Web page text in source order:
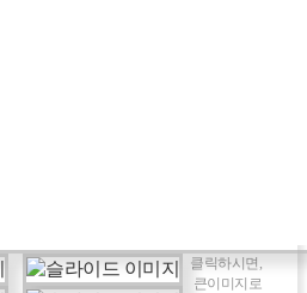
클릭하시면,
큰이미지로